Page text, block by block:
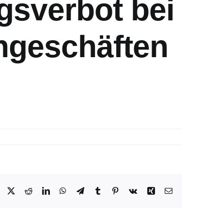
bei
Facebook
X RedditLinkedInWhatsApp
TelegramTumblr Pinterest
Vk Xing E-